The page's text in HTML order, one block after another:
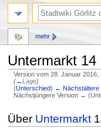
Untermarkt 14
Version vom 28. Januar 2016,
(→Lage)
(Unterschied) ← Nächstältere
Nächstjüngere Version →
Zur
Zur
Über Untermarkt
mehr